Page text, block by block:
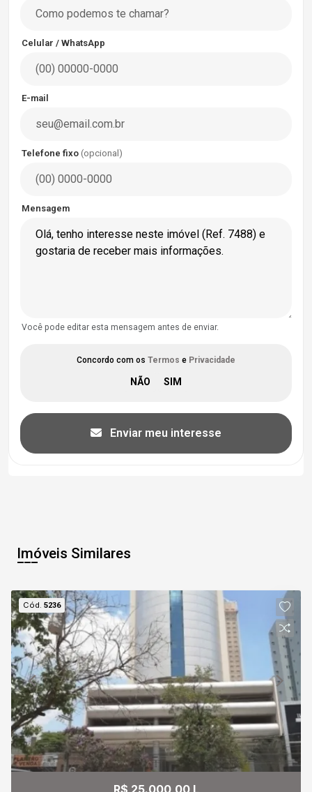
Celular / WhatsApp
E-mail
Telefone fixo (opcional)
Mensagem
Você pode editar esta mensagem antes de enviar.
Concordo com os Termos e Privacidade
Enviar meu interesse
Imóveis Similares
Cód.5236
R$ 25.000,00 L